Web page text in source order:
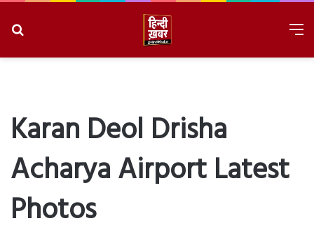
Karan Deol Drisha
Acharya Airport Latest
Photos